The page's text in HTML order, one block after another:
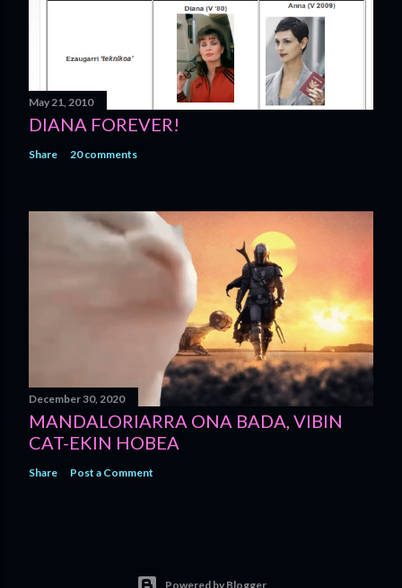
May 21, 2010
DIANA FOREVER!
Share 20 comments
December 30, 2020
MANDALORIARRA ONA BADA, VIBIN
CAT-EKIN HOBEA
Share Post a Comment
Powered by Blogger